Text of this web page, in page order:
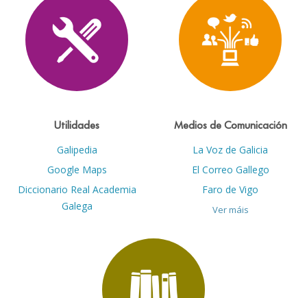
Utilidades
Galipedia
Google Maps
Diccionario Real Academia
Galega
Medios de Comunicación
La Voz de Galicia
El Correo Gallego
Faro de Vigo
Ver máis